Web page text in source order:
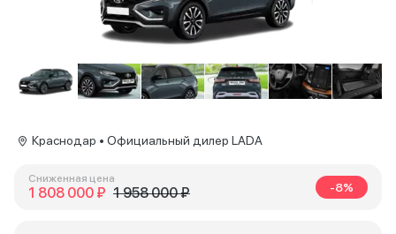
Краснодар • Официальный дилер LADA
Сниженная цена
1 808 000 ₽ 1 958 000 ₽ -8%